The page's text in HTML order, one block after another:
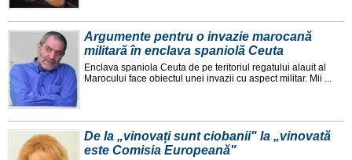
Argumente pentru o invazie marocană
militară în enclava spaniolă Ceuta
Enclava spaniola Ceuta de pe teritoriul regatului alauit al
Marocului face obiectul unei invazii cu aspect militar. Mii ...
De la „vinovați sunt ciobanii" la „vinovată
este Comisia Europeană"